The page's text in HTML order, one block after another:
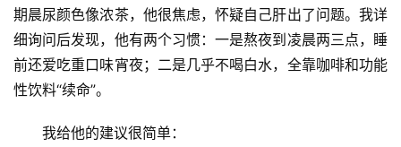
人
体
奥
秘
期晨尿颜色像浓茶，他很焦虑，怀疑自己肝出了问题。我详
细询问后发现，他有两个习惯：一是熬夜到凌晨两三点，睡
前还爱吃重口味宵夜；二是几乎不喝白水，全靠咖啡和功能
性饮料“续命”。
我给他的建议很简单：